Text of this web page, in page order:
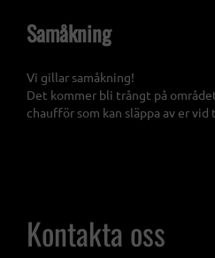
Samåkning
Vi gillar samåkning!
Det kommer bli trångt på
chaufför som kan släppa av er
Kontakta oss